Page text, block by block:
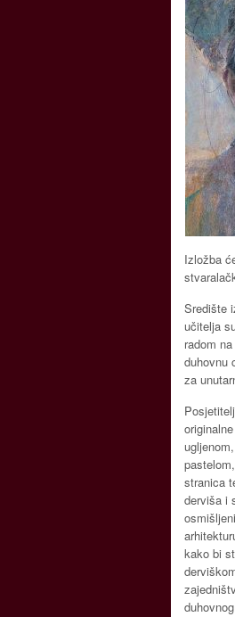
Izložba
Središte
učitelja
radom
duhovnu
za
stranica
derviša i
kako bi